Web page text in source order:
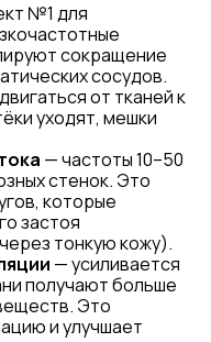
№1 для
сокращение
сосудов.
от тканей к
уходят, мешки
— частоты 10–50
стенок. Это
которые
застоя
тонкую кожу).
— усиливается
получают больше
Это
и улучшает